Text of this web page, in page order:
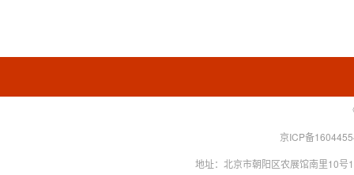
京ICP备
地址：北京市朝阳区农展馆南里10